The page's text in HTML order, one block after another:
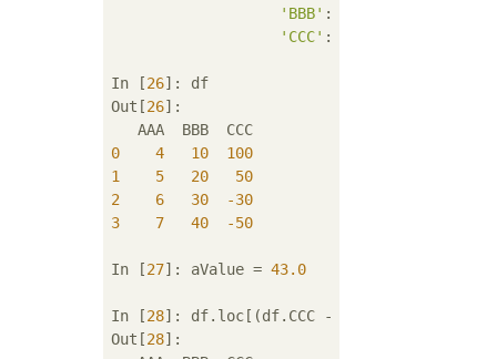
'BBB' : [
'CCC' : [
In [26]: df
Out[26]:
0
4 10
100
1
5 20
50
2
6 30
-30
3
7 40 -50
In [27]: aValue = 43.0
In [28]: df.loc[(df.CCC -
Out[28]: